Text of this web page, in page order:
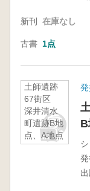
新刊 在庫なし
古書 1点
土師遺跡
67街区
深井清水
町遺跡B地
点、A地点
発
出